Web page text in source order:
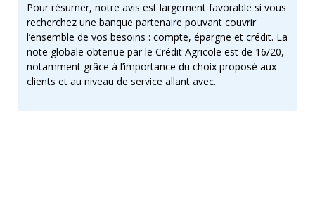
Pour résumer, notre avis est largement favorable si vous
recherchez une banque partenaire pouvant couvrir
l’ensemble de vos besoins : compte, épargne et crédit. La
note globale obtenue par le Crédit Agricole est de 16/20,
notamment grâce à l’importance du choix proposé aux
clients et au niveau de service allant avec.